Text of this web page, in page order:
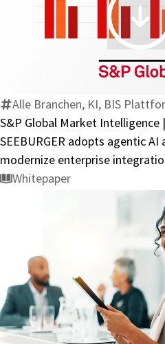
S&P
|
to
Alle Branchen, KI, BIS
S&P Global Market
SEEBURGER adopts agentic AI
modernize enterprise
Whitepaper
von
365